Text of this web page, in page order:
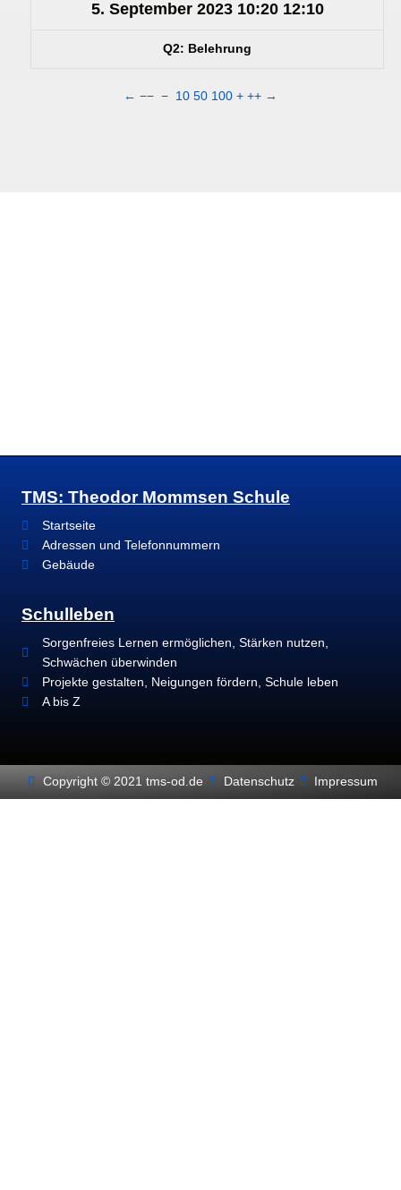
5. September 202310:20 12:10
Q2: Belehrung
← −− − 10 50 100 + ++ →
TMS: Theodor Mommsen Schule
Startseite
Adressen und Telefonnummern
Gebäude
Schulleben
Sorgenfreies Lernen ermöglichen, Stärken nutzen,
Schwächen überwinden
Projekte gestalten, Neigungen fördern, Schule leben
A bis Z
Copyright © 2021 tms-od.de Datenschutz Impressum